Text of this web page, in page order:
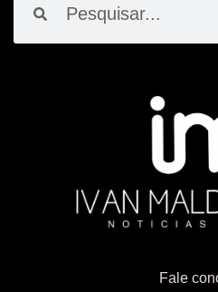
Fale